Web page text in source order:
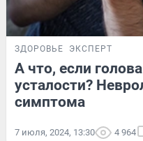
ЗДОРОВЬЕ ЭКСПЕРТ
А что, если
усталости?
симптома
7 июля, 2024, 13:30 4 964